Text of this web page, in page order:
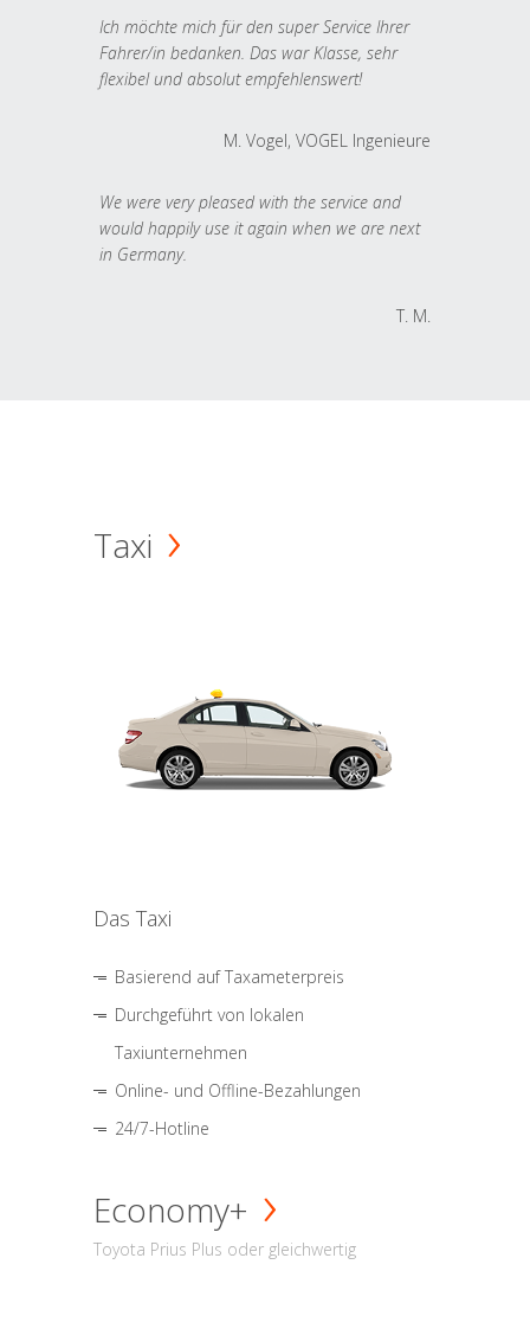
Ich möchte mich für den super Service Ihrer
Fahrer/in bedanken. Das war Klasse, sehr
flexibel und absolut empfehlenswert!
M. Vogel, VOGEL Ingenieure
We were very pleased with the service and
would happily use it again when we are next
in Germany.
T. M.
Taxi
Das Taxi
Basierend auf Taxameterpreis
Durchgeführt von lokalen
Taxiunternehmen
Online- und Offline-Bezahlungen
24/7-Hotline
Economy+
Toyota Prius Plus oder gleichwertig